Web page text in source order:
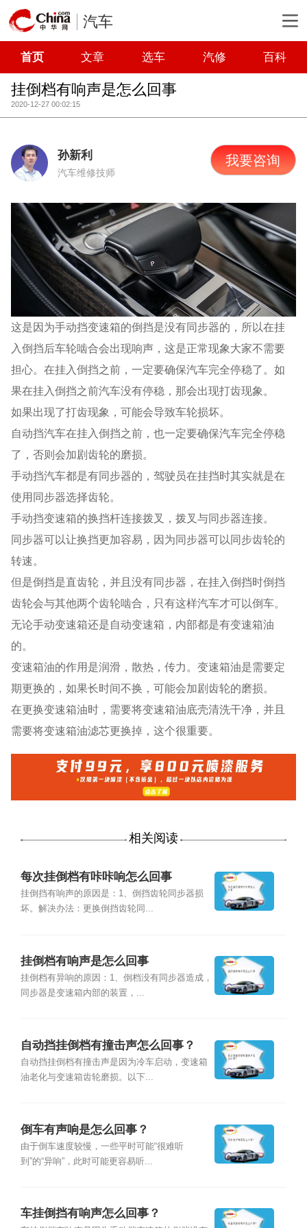
汽车
首页 文章 选车 汽修 百科
挂倒档有响声是怎么回事
2020-12-27 00:02:15
孙新利
汽车维修技师
我要咨询
这是因为手动挡变速箱的倒挡是没有同步器的，所以在挂
入倒挡后车轮啮合会出现响声，这是正常现象大家不需要
担心。在挂入倒挡之前，一定要确保汽车完全停稳了。如
果在挂入倒挡之前汽车没有停稳，那会出现打齿现象。
如果出现了打齿现象，可能会导致车轮损坏。
自动挡汽车在挂入倒挡之前，也一定要确保汽车完全停稳
了，否则会加剧齿轮的磨损。
手动挡汽车都是有同步器的，驾驶员在挂挡时其实就是在
使用同步器选择齿轮。
手动挡变速箱的换挡杆连接拨叉，拨叉与同步器连接。
同步器可以让换挡更加容易，因为同步器可以同步齿轮的
转速。
但是倒挡是直齿轮，并且没有同步器，在挂入倒挡时倒挡
齿轮会与其他两个齿轮啮合，只有这样汽车才可以倒车。
无论手动变速箱还是自动变速箱，内部都是有变速箱油
的。
变速箱油的作用是润滑，散热，传力。变速箱油是需要定
期更换的，如果长时间不换，可能会加剧齿轮的磨损。
在更换变速箱油时，需要将变速箱油底壳清洗干净，并且
需要将变速箱油滤芯更换掉，这个很重要。
相关阅读
每次挂倒档有咔咔响怎么回事
挂倒挡有响声的原因是：1、倒挡齿轮同步器损
坏。解决办法：更换倒挡齿轮同...
挂倒档有响声是怎么回事
挂倒档有异响的原因：1、倒档没有同步器造成，
同步器是变速箱内部的装置，...
自动挡挂倒档有撞击声怎么回事？
自动挡挂倒档有撞击声是因为冷车启动，变速箱
油老化与变速箱齿轮磨损。以下...
倒车有声响是怎么回事？
由于倒车速度较慢，一些平时可能“很难听
到”的“异响”，此时可能更容易听...
车挂倒挡有响声怎么回事？